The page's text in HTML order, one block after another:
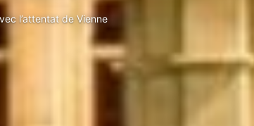
l’attentat de Vienne